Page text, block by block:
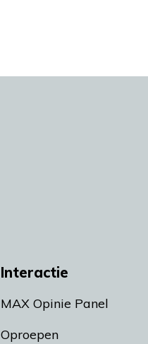
Interactie
MAX Opinie Panel
Oproepen